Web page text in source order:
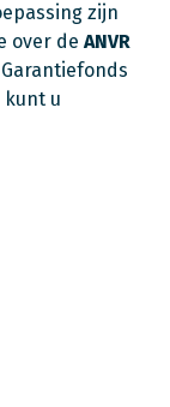
zijn
over de ANVR
kunt u